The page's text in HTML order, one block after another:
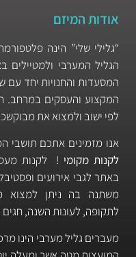
אודות המיזם
“גלילי שלי” הינה
הגליל המערבי ולמטיילים
המסעדות והחנויות יחד עם
המקצוע והעסקים במרחב.
לפי ישוב ולמצוא את
אנו מזמינים אתכם תושבי
לקנות מקומי ! לקנות
באתר לגבי אירועים
משתנה בה ניתן למצוא
לתקופה, לעונות השנה, חגים
מעברים גליל מערבי הינו